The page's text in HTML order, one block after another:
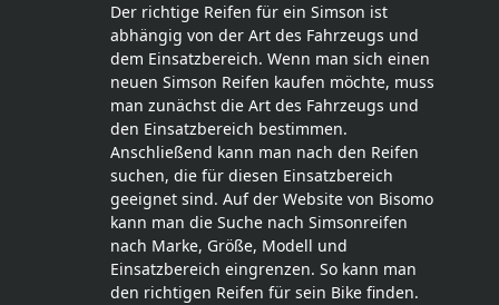
Der richtige Reifen für ein Simson ist
abhängig von der Art des Fahrzeugs und
dem Einsatzbereich. Wenn man sich einen
neuen Simson Reifen kaufen möchte, muss
man zunächst die Art des Fahrzeugs und
den Einsatzbereich bestimmen.
Anschließend kann man nach den Reifen
suchen, die für diesen Einsatzbereich
geeignet sind. Auf der Website von Bisomo
kann man die Suche nach Simsonreifen
nach Marke, Größe, Modell und
Einsatzbereich eingrenzen. So kann man
den richtigen Reifen für sein Bike finden.